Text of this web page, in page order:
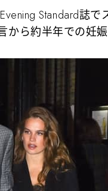
Standard誌
から約半年での妊娠